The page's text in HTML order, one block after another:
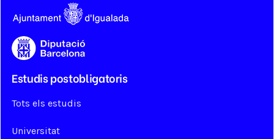
Estudis postobligatoris
Tots els estudis
Universitat